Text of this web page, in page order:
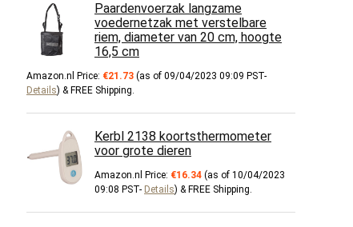
Paardenvoerzak langzame
voedernetzak met verstelbare
riem, diameter van 20 cm, hoogte
16,5 cm
Amazon.nl Price: €21.73 (as of 09/04/2023 09:09 PST-
Details) & FREE Shipping.
Kerbl 2138 koortsthermometer
voor grote dieren
Amazon.nl Price: €16.34 (as of 10/04/2023
09:08 PST- Details) & FREE Shipping.